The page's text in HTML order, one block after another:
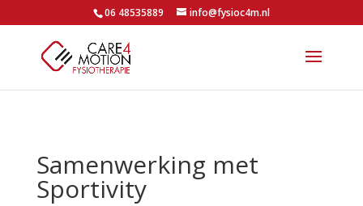
06 48535889 info@fysioc4m.nl
Samenwerking met
Sportivity